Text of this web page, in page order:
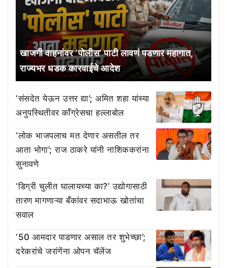
खाजगी वाहनांवर ‘पोलीस’ पाटी लावणं पडणार महागात,
राज्यभर धडक कारवाईचे आदेश
‘संसदेत येऊन उत्तर द्या’; अमित शहा यांच्या
अनुपस्थितीवर काँग्रेसचा हल्लाबोल
‘लोक भाजपलाच मत देणार असतील तर
आता भोगा’; राज ठाकरे यांनी नाशिककरांना
सुनावणे
‘डिग्री चुलीत घालायच्या का?’ उद्योगासाठी
तारण मागणाऱ्या बँकांवर सदाभाऊ खोतांचा
सवाल
‘50 आमदार पाडणार असाल तर शुभेच्छा’;
दरेकरांचे जरांगेंना ओपन चॅलेंज